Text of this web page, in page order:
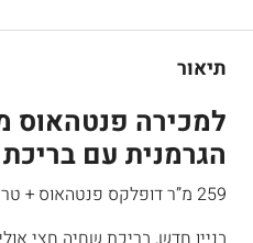
תיאור
למכירה פנטהאוס
הגרמנית עם
259 מ”ר דופלקס פנטהאוס + טרסות 25 מ”ר